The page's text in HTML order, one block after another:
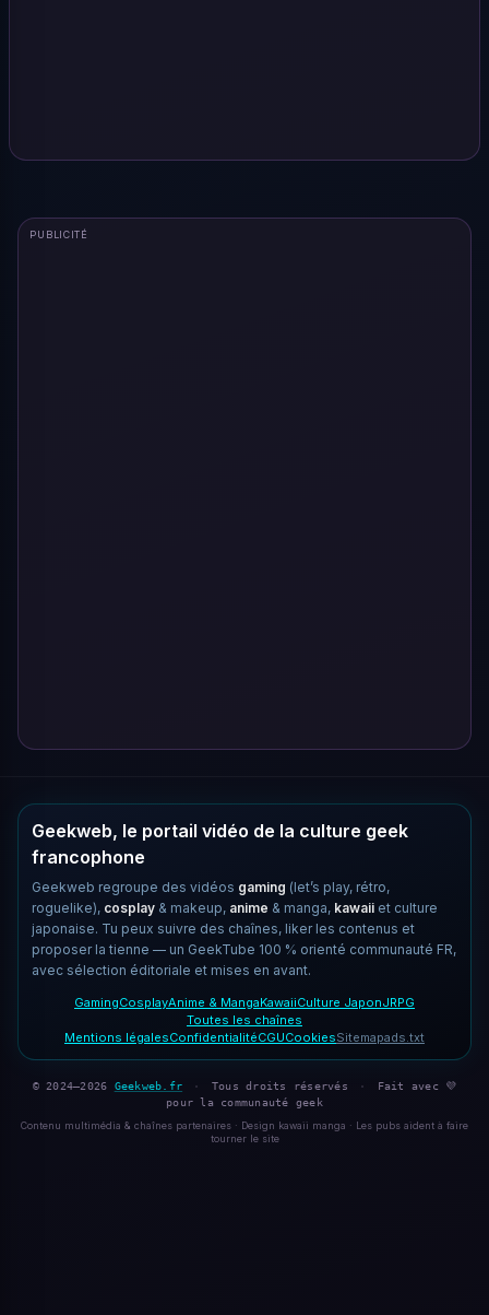
PUBLICITÉ
Geekweb, le portail vidéo de la culture geek
francophone
Geekweb regroupe des vidéos gaming (let’s play, rétro,
roguelike), cosplay & makeup, anime & manga, kawaii et culture
japonaise. Tu peux suivre des chaînes, liker les contenus et
proposer la tienne — un GeekTube 100 % orienté communauté FR,
avec sélection éditoriale et mises en avant.
GamingCosplayAnime & MangaKawaiiCulture JaponJRPG
Toutes les chaînes
Mentions légalesConfidentialitéCGUCookiesSitemapads.txt
© 2024–2026 Geekweb.fr · Tous droits réservés ·
Fait avec 💜
pour la communauté geek
Contenu multimédia & chaînes partenaires · Design kawaii manga · Les pubs aident à faire
tourner le site